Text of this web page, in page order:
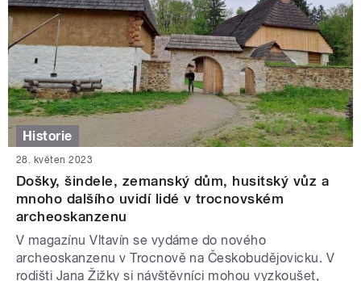
Historie
28. květen 2023
Došky, šindele, zemanský dům, husitský vůz a
mnoho dalšího uvidí lidé v trocnovském
archeoskanzenu
V magazínu Vltavín se vydáme do nového
archeoskanzenu v Trocnově na Českobudějovicku. V
rodišti Jana Žižky si návštěvníci mohou vyzkoušet,